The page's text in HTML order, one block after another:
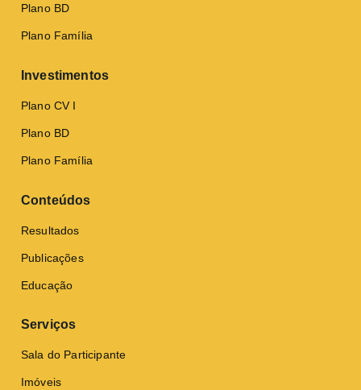
Plano BD
Plano Família
Investimentos
Plano CV I
Plano BD
Plano Família
Conteúdos
Resultados
Publicações
Educação
Serviços
Sala do Participante
Imóveis